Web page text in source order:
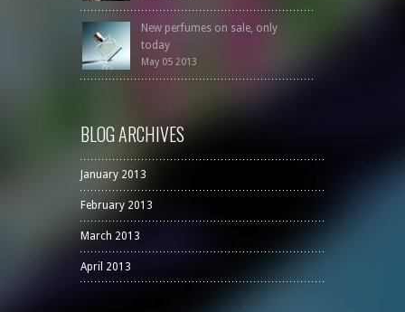
New perfumes on sale, only
today
May 05 2013
BLOG ARCHIVES
January 2013
February 2013
March 2013
April 2013